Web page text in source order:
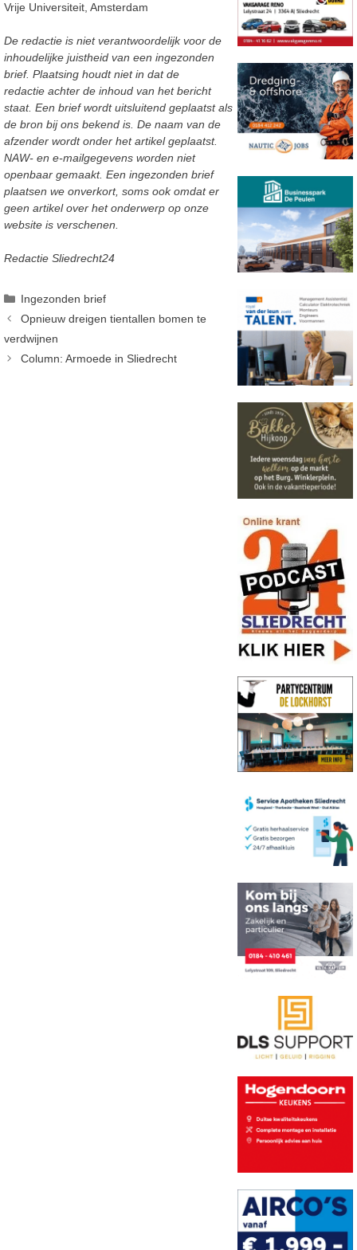
Vrije Universiteit, Amsterdam
De redactie is niet verantwoordelijk voor de
inhoudelijke juistheid van een ingezonden
brief. Plaatsing houdt niet in dat de
redactie achter de inhoud van het bericht
staat. Een brief wordt uitsluitend geplaatst als
de bron bij ons bekend is. De naam van de
afzender wordt onder het artikel geplaatst.
NAW- en e-mailgegevens worden niet
openbaar gemaakt. Een ingezonden brief
plaatsen we onverkort, soms ook omdat er
geen artikel over het onderwerp op onze
website is verschenen.
Redactie Sliedrecht24
Categorieën
Ingezonden brief
Opnieuw dreigen tientallen bomen te
verdwijnen
Column: Armoede in Sliedrecht